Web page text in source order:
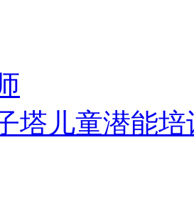
塔儿童潜能培